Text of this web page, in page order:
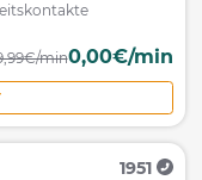
min0,00€/min
1951